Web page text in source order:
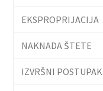
EKSPROPRIJACIJA
NAKNADA ŠTETE
IZVRŠNI POSTUPAK